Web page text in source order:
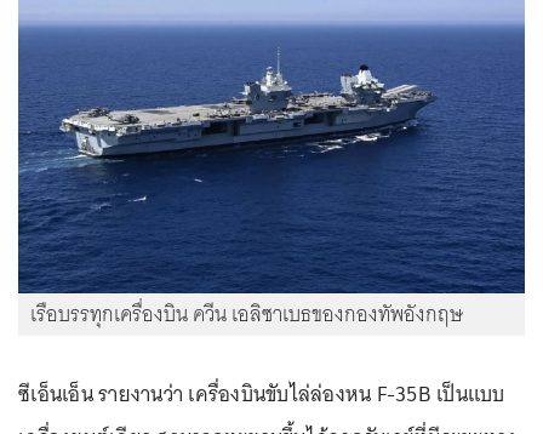
เรือบรรทุกเครื่องบิน ควีน เอลิซาเบธของกองทัพอังกฤษ
ซีเอ็นเอ็น รายงานว่า เครื่องบินขับไล่ล่องหน F-35B เป็นแบบ